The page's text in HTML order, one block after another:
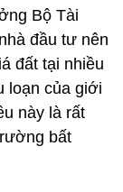
Bộ Tài
đầu tư nên
đất tại nhiều
loạn của giới
này là rất
bất